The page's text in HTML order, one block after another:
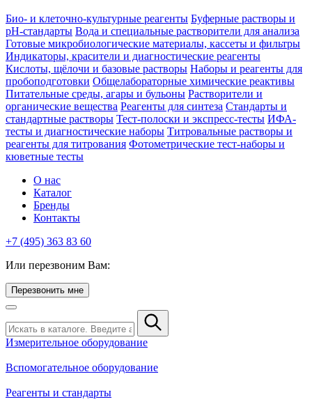
Био- и клеточно-культурные реагенты Буферные растворы и
pH-стандарты Вода и специальные растворители для анализа
Готовые микробиологические материалы, кассеты и фильтры
Индикаторы, красители и диагностические реагенты
Кислоты, щёлочи и базовые растворы Наборы и реагенты для
пробоподготовки Общелабораторные химические реактивы
Питательные среды, агары и бульоны Растворители и
органические вещества Реагенты для синтеза Стандарты и
стандартные растворы Тест-полоски и экспресс-тесты ИФА-
тесты и диагностические наборы Титровальные растворы и
реагенты для титрования Фотометрические тест-наборы и
кюветные тесты
О нас
Каталог
Бренды
Контакты
+7 (495) 363 83 60
Или перезвоним Вам:
Перезвонить мне
Измерительное оборудование
Вспомогательное оборудование
Реагенты и стандарты